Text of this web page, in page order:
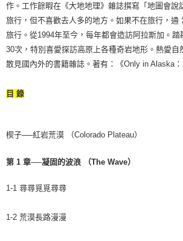
作。工作餘暇在《大地地理》雜誌撰寫「地圖會說
旅行，但不喜歡去人多的地方。如果不在旅行，通
旅行。從1994年至今，每年都會造訪阿拉斯加。
30次，特別喜愛探訪高原上各種奇岩地形。熱愛自
散見國內外的書籍雜誌。著有：《Only in Alaska
目 錄
楔子──紅岩荒漠 （Colorado Plateau）
第 1 章──凝固的波浪 （The Wave）
1-1 尋尋覓覓尋尋
1-2 荒漠長路漫漫